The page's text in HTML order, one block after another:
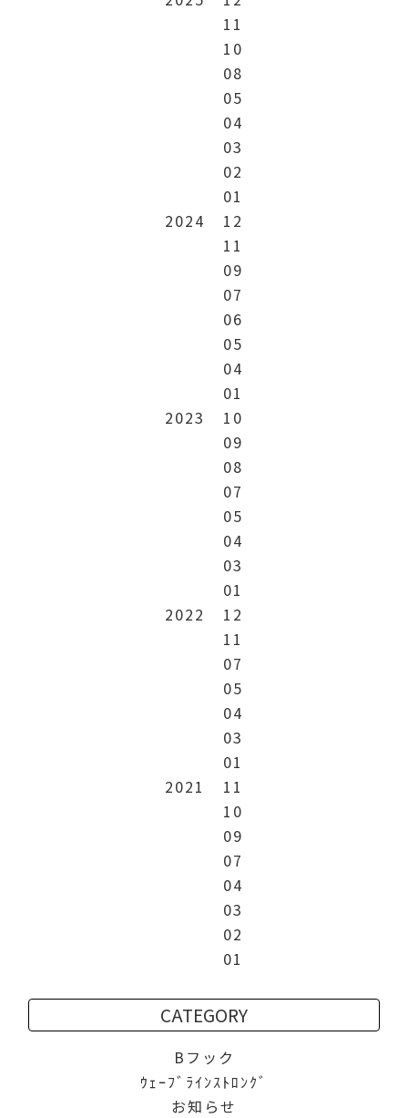
11
10
08
05
04
03
02
01
2024
12
11
09
07
06
05
04
01
2023
10
09
08
07
05
04
03
01
2022
12
11
07
05
04
03
01
2021
11
10
09
07
04
03
02
01
CATEGORY
Bフック
ｳｪｰﾌﾞﾗｲﾝｽﾄﾛﾝｸﾞ
お知らせ